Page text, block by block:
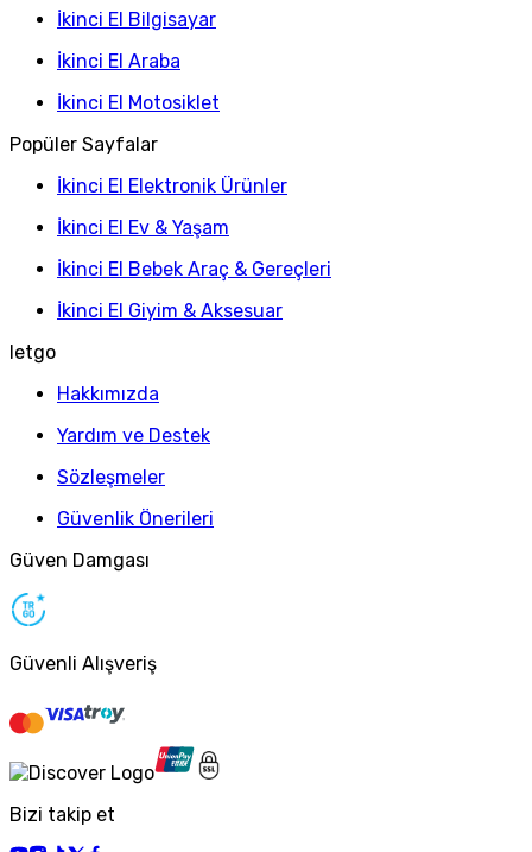
İkinci El Bilgisayar
İkinci El Araba
İkinci El Motosiklet
Popüler Sayfalar
İkinci El Elektronik Ürünler
İkinci El Ev & Yaşam
İkinci El Bebek Araç & Gereçleri
İkinci El Giyim & Aksesuar
letgo
Hakkımızda
Yardım ve Destek
Sözleşmeler
Güvenlik Önerileri
Güven Damgası
Güvenli Alışveriş
Bizi takip et